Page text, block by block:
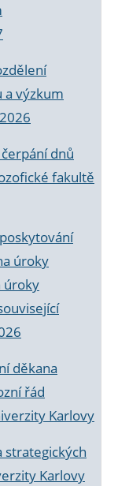
a výzkum
dnů
fakultě
úroky
úroky
děkana
řád
Karlovy
strategických
Karlovy